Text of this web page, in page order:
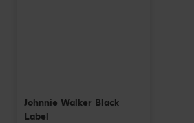
Johnnie Walker Black
Label